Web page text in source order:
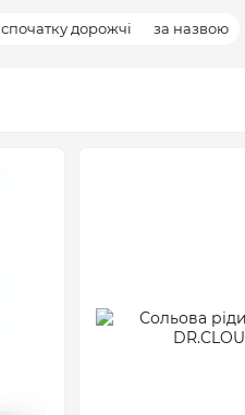
спочатку дорожчі за назвою